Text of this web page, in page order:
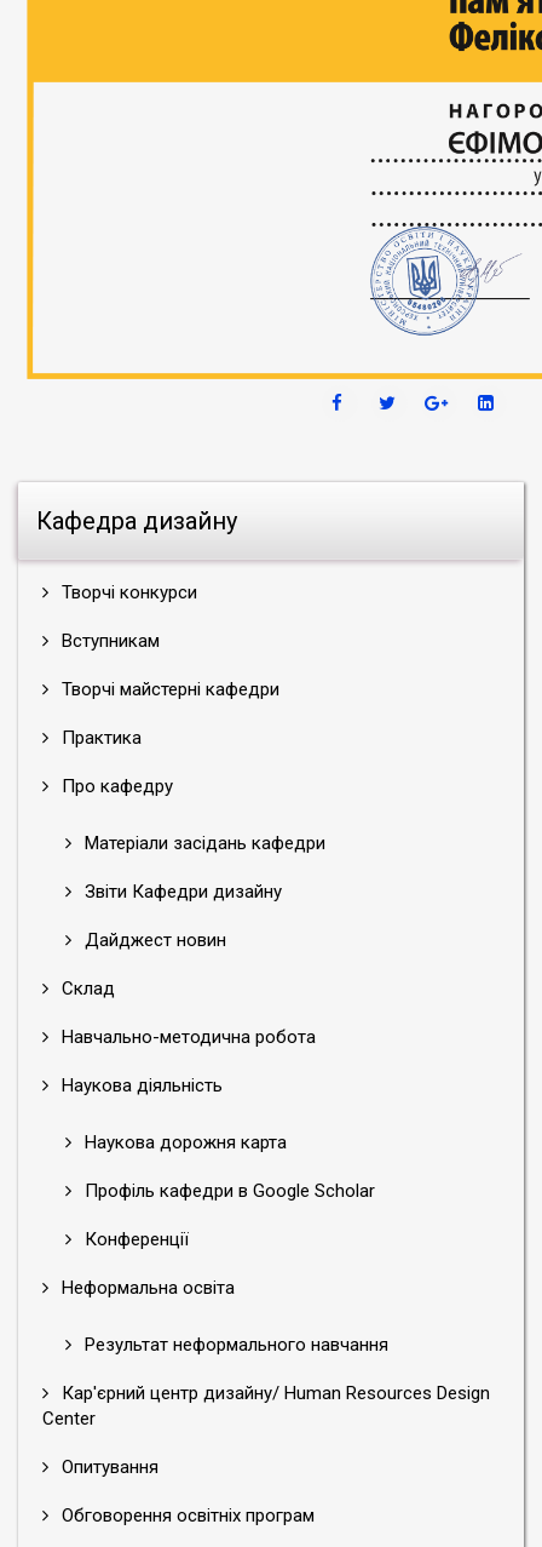
Кафедра дизайну
Творчі конкурси
Вступникам
Творчі майстерні кафедри
Практика
Про кафедру
Матеріали засідань кафедри
Звіти Кафедри дизайну
Дайджест новин
Склад
Навчально-методична робота
Наукова діяльність
Наукова дорожня карта
Профіль кафедри в Google Scholar
Конференції
Неформальна освіта
Результат неформального навчання
Кар'єрний центр дизайну/ Human Resources Design
Center
Опитування
Обговорення освітніх програм